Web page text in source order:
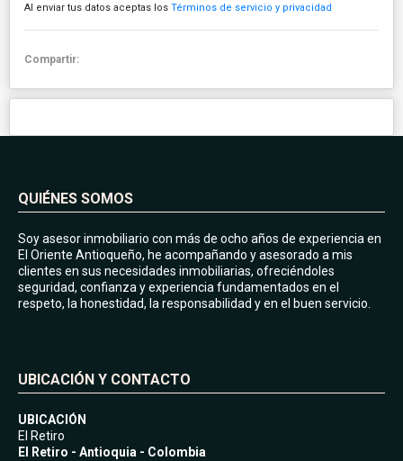
Al enviar tus datos aceptas los Términos de servicio y privacidad
Compartir:
QUIÉNES SOMOS
Soy asesor inmobiliario con más de ocho años de experiencia en
El Oriente Antioqueño, he acompañando y asesorado a mis
clientes en sus necesidades inmobiliarias, ofreciéndoles
seguridad, confianza y experiencia fundamentados en el
respeto, la honestidad, la responsabilidad y en el buen servicio.
UBICACIÓN Y CONTACTO
UBICACIÓN
El Retiro
El Retiro - Antioquia - Colombia